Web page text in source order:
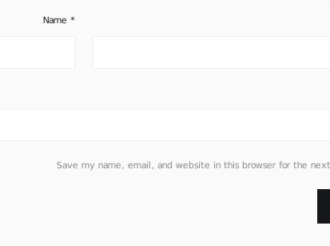
Name*
Save my name, email, and website in this browser for the